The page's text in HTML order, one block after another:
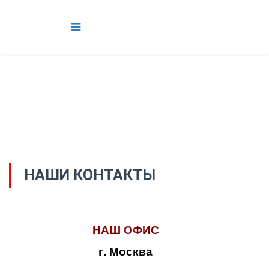
НАШИ КОНТАКТЫ
НАШ ОФИС
г. Москва